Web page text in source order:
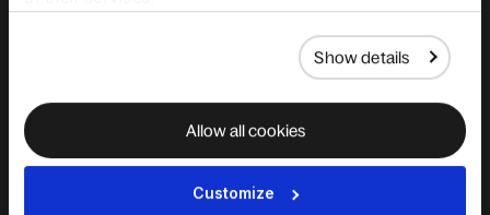
Show details
Allow all cookies
Customize
人力資源平台
整合